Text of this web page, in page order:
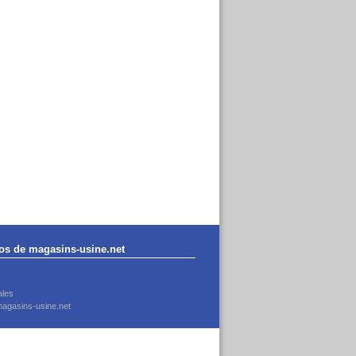
de magasins-usine.net
usine.net